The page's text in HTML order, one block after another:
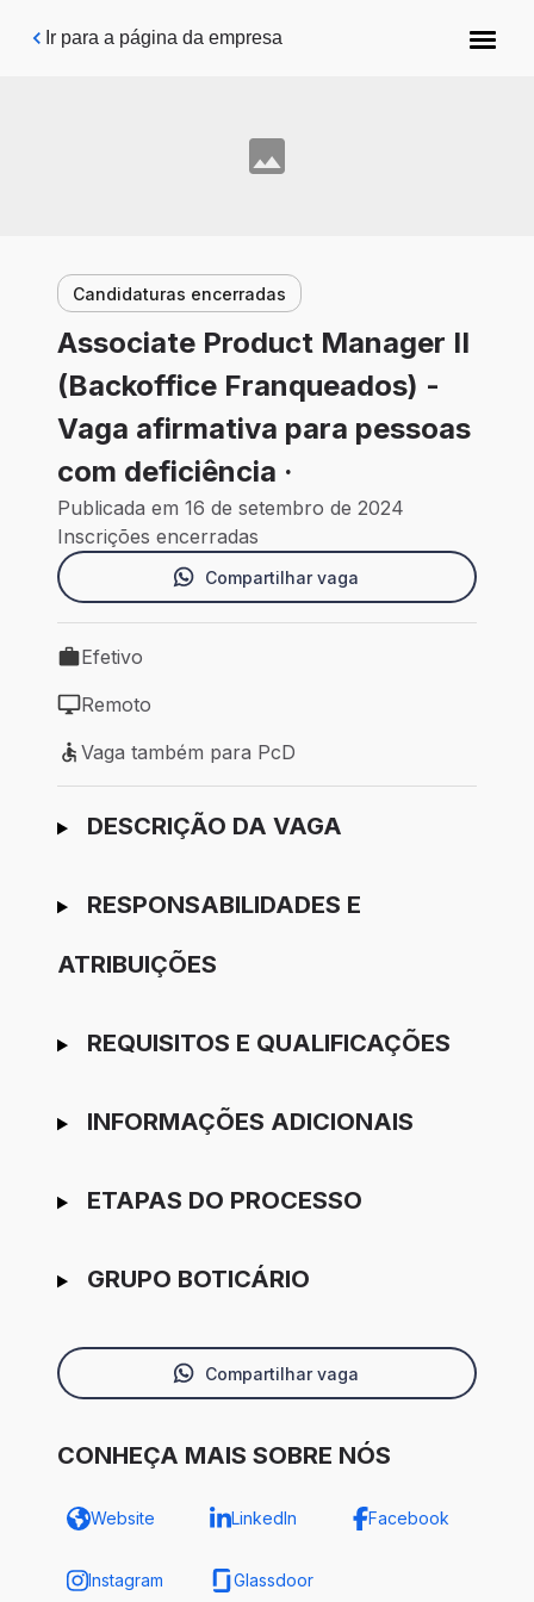
Pular para o conteúdo principal
Ir para a página da empresa
Candidaturas encerradas
Associate Product Manager II
(Backoffice Franqueados) -
Vaga afirmativa para pessoas
com deficiência ·
Publicada em 16 de setembro de 2024
Inscrições encerradas
Compartilhar vaga
Tipo de vaga: Efetivo
Efetivo
Modelo de trabalho: Remoto
Remoto
Vaga também para PcD
Vaga também para PcD
Ir para candidatura
DESCRIÇÃO DA VAGA
RESPONSABILIDADES E
ATRIBUIÇÕES
REQUISITOS E QUALIFICAÇÕES
INFORMAÇÕES ADICIONAIS
ETAPAS DO PROCESSO
GRUPO BOTICÁRIO
Compartilhar vaga
CONHEÇA MAIS SOBRE NÓS
Website LinkedIn Facebook
Instagram Glassdoor